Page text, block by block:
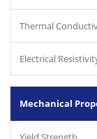
Thermal
Electrical
Mechanical